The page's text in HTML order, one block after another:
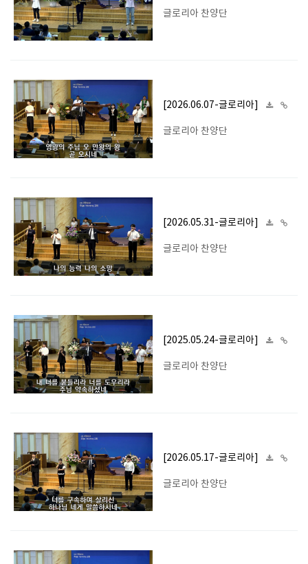
글로리아 찬양단
[2026.06.07-글로리아]
글로리아 찬양단
[2026.05.31-글로리아]
글로리아 찬양단
[2025.05.24-글로리아]
글로리아 찬양단
[2026.05.17-글로리아]
글로리아 찬양단